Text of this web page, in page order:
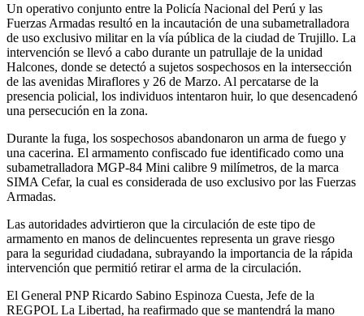
Un operativo conjunto entre la Policía Nacional del Perú y las
Fuerzas Armadas resultó en la incautación de una subametralladora
de uso exclusivo militar en la vía pública de la ciudad de Trujillo. La
intervención se llevó a cabo durante un patrullaje de la unidad
Halcones, donde se detectó a sujetos sospechosos en la intersección
de las avenidas Miraflores y 26 de Marzo. Al percatarse de la
presencia policial, los individuos intentaron huir, lo que desencadenó
una persecución en la zona.
Durante la fuga, los sospechosos abandonaron un arma de fuego y
una cacerina. El armamento confiscado fue identificado como una
subametralladora MGP-84 Mini calibre 9 milímetros, de la marca
SIMA Cefar, la cual es considerada de uso exclusivo por las Fuerzas
Armadas.
Las autoridades advirtieron que la circulación de este tipo de
armamento en manos de delincuentes representa un grave riesgo
para la seguridad ciudadana, subrayando la importancia de la rápida
intervención que permitió retirar el arma de la circulación.
El General PNP Ricardo Sabino Espinoza Cuesta, Jefe de la
REGPOL La Libertad, ha reafirmado que se mantendrá la mano